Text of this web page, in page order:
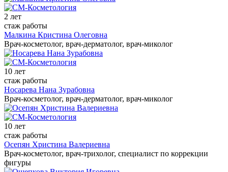
2 лет
стаж работы
Малкина Кристина Олеговна
Врач-косметолог, врач-дерматолог, врач-миколог
10 лет
стаж работы
Носарева Нана Зурабовна
Врач-косметолог, врач-дерматолог, врач-миколог
10 лет
стаж работы
Осепян Христина Валериевна
Врач-косметолог, врач-трихолог, специалист по коррекции
фигуры